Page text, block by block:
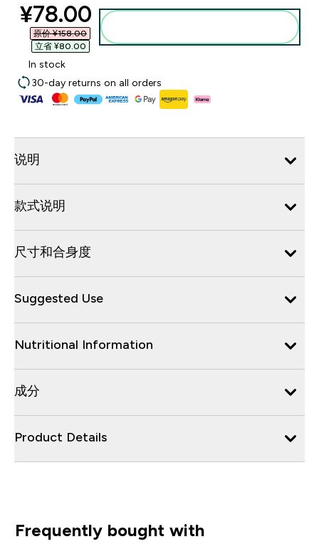
discounted price
¥78.00‎
原价 ¥158.00‎
立省 ¥80.00‎
In stock
30-day returns on all orders
说明
款式说明
尺寸和合身度
Suggested Use
Nutritional Information
成分
Product Details
Frequently bought with